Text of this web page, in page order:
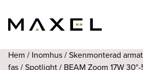
Hem / Inomhus/Skenmonterad
fas/Spotlight/ BEAM Zoom 17W